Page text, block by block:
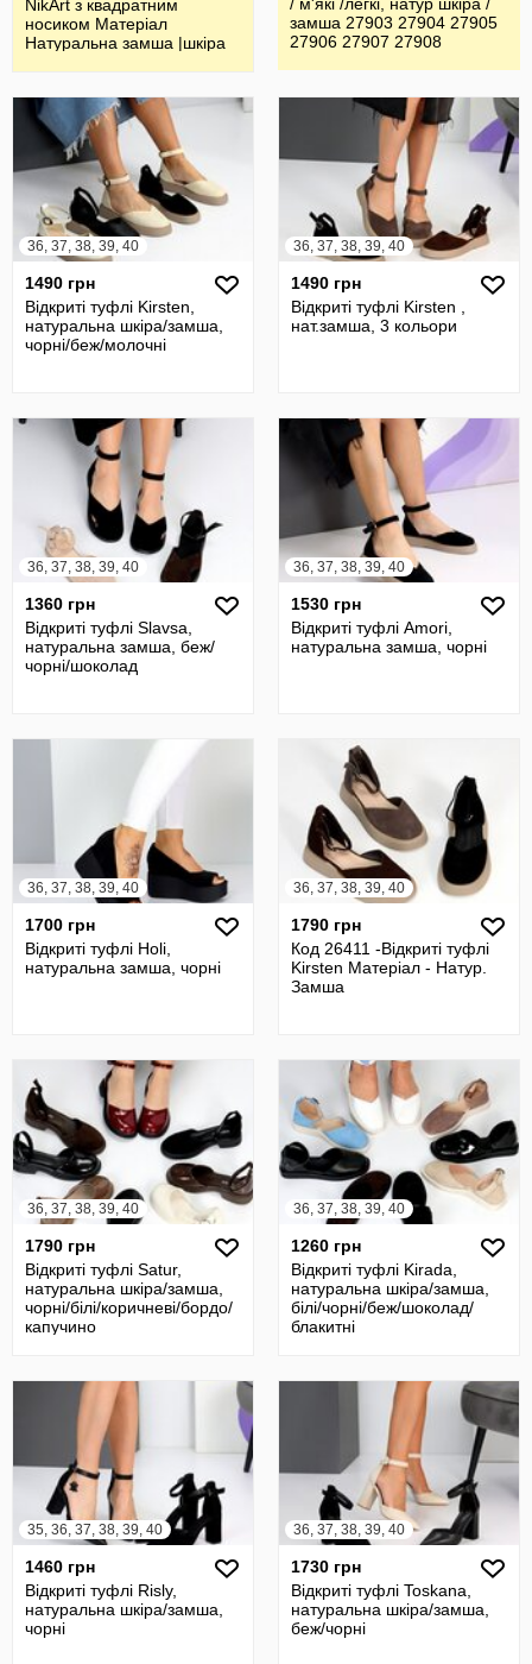
NikArt з квадратним
носиком Матеріал
Натуральна замша |шкіра
замша 27903 27904 27905
27906 27907 27908
36, 37, 38, 39, 40
1490 грн
Відкриті туфлі Kirsten,
натуральна шкіра/замша,
чорні/беж/молочні
36, 37, 38, 39, 40
1490 грн
Відкриті туфлі Kirsten ,
нат.замша, 3 кольори
36, 37, 38, 39, 40
1360 грн
Відкриті туфлі Slavsa,
натуральна замша, беж/
чорні/шоколад
36, 37, 38, 39, 40
1530 грн
Відкриті туфлі Amori,
натуральна замша, чорні
36, 37, 38, 39, 40
1700 грн
Відкриті туфлі Holi,
натуральна замша, чорні
36, 37, 38, 39, 40
1790 грн
Код 26411 -Відкриті туфлі
Kirsten Матеріал - Натур.
Замша
36, 37, 38, 39, 40
1790 грн
Відкриті туфлі Satur,
натуральна шкіра/замша,
чорні/білі/коричневі/бордо/
капучино
36, 37, 38, 39, 40
1260 грн
Відкриті туфлі Kirada,
натуральна шкіра/замша,
білі/чорні/беж/шоколад/
блакитні
35, 36, 37, 38, 39, 40
1460 грн
Відкриті туфлі Risly,
натуральна шкіра/замша,
чорні
36, 37, 38, 39, 40
1730 грн
Відкриті туфлі Toskana,
натуральна шкіра/замша,
беж/чорні